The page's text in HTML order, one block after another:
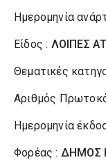
Ημερομηνία
Είδος : ΛΟΙΠΕΣ
Θεματικές
Αριθμός
Ημερομηνία
Φορέας : ΔΗΜΟΣ